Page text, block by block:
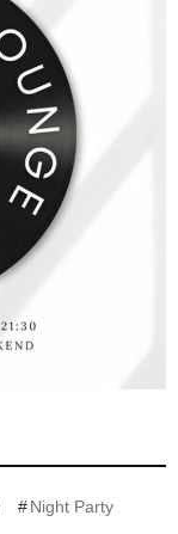
Night Party